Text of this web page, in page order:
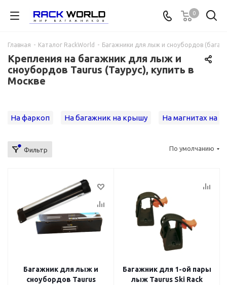
0
Главная - Каталог RackWorld - Багажники для лыж и сноубордов
Крепления на багажник для лыж и
сноубордов Taurus (Таурус), купить в
Москве
На фаркоп На багажник на крышу На магнитах на
Фильтр По умолчанию
Багажник для лыж и
сноубордов Taurus
Багажник для 1-ой пары
лыж Taurus Ski Rack